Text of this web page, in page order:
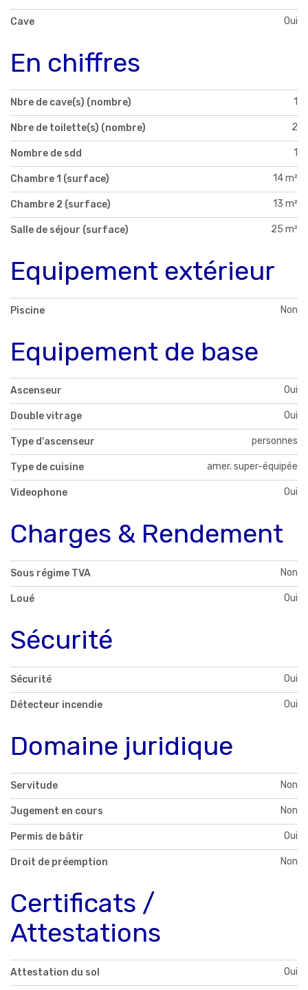
Cave Oui
En chiffres
Nbre de cave(s) (nombre) 1
Nbre de toilette(s) (nombre) 2
Nombre de sdd 1
Chambre 1 (surface) 14 m²
Chambre 2 (surface) 13 m²
Salle de séjour (surface) 25 m²
Equipement extérieur
Piscine Non
Equipement de base
Ascenseur Oui
Double vitrage Oui
Type d'ascenseur personnes
Type de cuisine amer. super-équipée
Videophone Oui
Charges & Rendement
Sous régime TVA Non
Loué Oui
Sécurité
Sécurité Oui
Détecteur incendie Oui
Domaine juridique
Servitude Non
Jugement en cours Non
Permis de bâtir Oui
Droit de préemption Non
Certificats /
Attestations
Attestation du sol Oui